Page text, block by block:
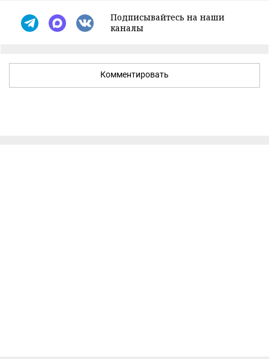
Подписывайтесь на наши
каналы
Комментировать